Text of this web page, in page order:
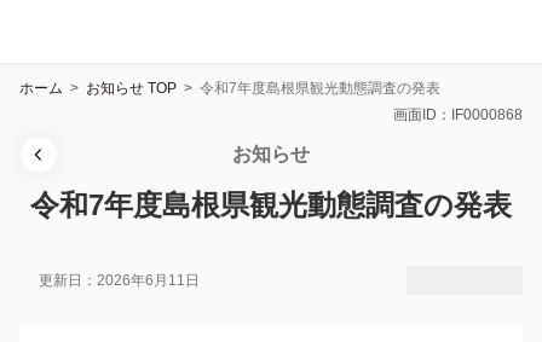
ホーム > お知らせ TOP > 令和7年度島根県観光動態調査の発表
画面ID：IF0000868
お知らせ
令和7年度島根県観光動態調査の発表
更新日：2026年6月11日